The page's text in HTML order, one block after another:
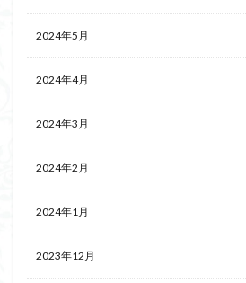
2024年5月
2024年4月
2024年3月
2024年2月
2024年1月
2023年12月